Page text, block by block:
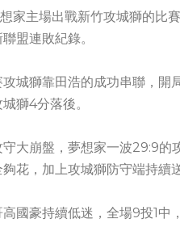
家主場出戰新竹攻城獅的比
盟連敗紀錄。
城獅靠田浩的成功串聯，開
獅4分落後。
大崩盤，夢想家一波29:9的
花，加上攻城獅防守端持續
國豪持續低迷，全場9投1中